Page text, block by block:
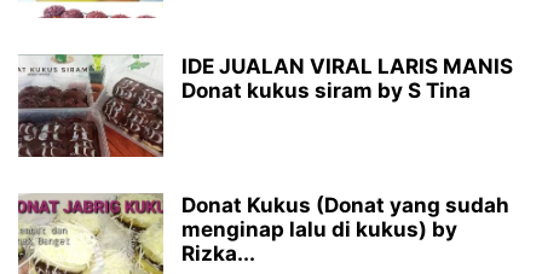
IDE JUALAN VIRAL LARIS MANIS
Donat kukus siram by S Tina
Donat Kukus (Donat yang sudah
menginap lalu di kukus) by
Rizka...